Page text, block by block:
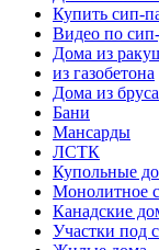
Купить сип-
Видео по
Дома из
из газобетона
Дома из бруса
Бани
Мансарды
ЛСТК
Купольные
Монолитное
Канадские
Участки под